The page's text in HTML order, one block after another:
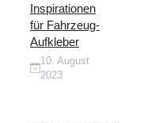
Inspirationen
für Fahrzeug-
Aufkleber
10. August
2023